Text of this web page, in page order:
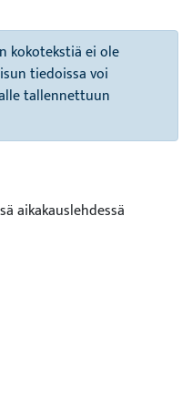
kokotekstiä ei ole
tiedoissa voi
tallennettuun
aikakauslehdessä